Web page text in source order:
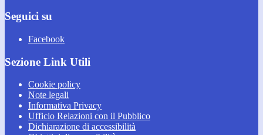
Seguici su
Facebook
Sezione Link Utili
Cookie policy
Note legali
Informativa Privacy
Ufficio Relazioni con il Pubblico
Dichiarazione di accessibilità